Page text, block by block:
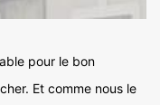
pour le bon
Et comme nous le